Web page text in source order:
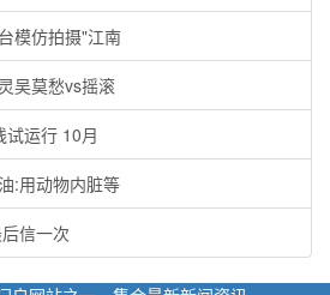
模仿拍摄"江南
吴莫愁vs摇滚
试运行 10月
:用动物内脏等
信一次